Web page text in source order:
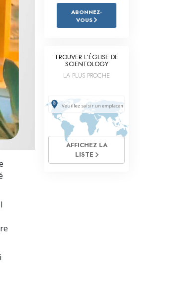
L’échelle des tons émotionnels
Réponses aux drogues
Les enfants
Des outils pour le monde du travail
L’éthique et les conditions
La raison de l’oppression
Les investigations
Les fondements de l’organisation
Les fondements des relations publiques
ABONNEZ-
VOUS
TROUVER L’ÉGLISE DE
SCIENTOLOGY
LA PLUS PROCHE
AFFICHEZ LA
LISTE